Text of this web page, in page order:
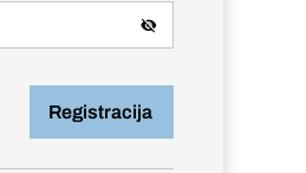
Registracija